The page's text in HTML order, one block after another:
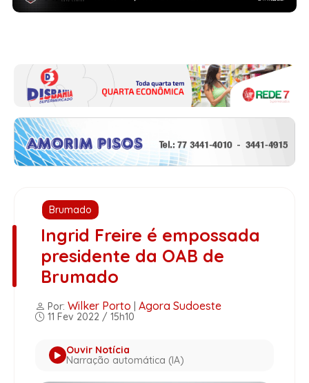
Brumado
Ingrid Freire é empossada
presidente da OAB de
Brumado
Por: Wilker Porto Agora Sudoeste
11 Fev 2022 / 15h10
Ouvir Notícia
Narração automática (IA)